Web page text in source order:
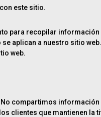
este sitio.
para recopilar
se aplican a nuestro sitio
web.
compartimos
clientes que mantienen la